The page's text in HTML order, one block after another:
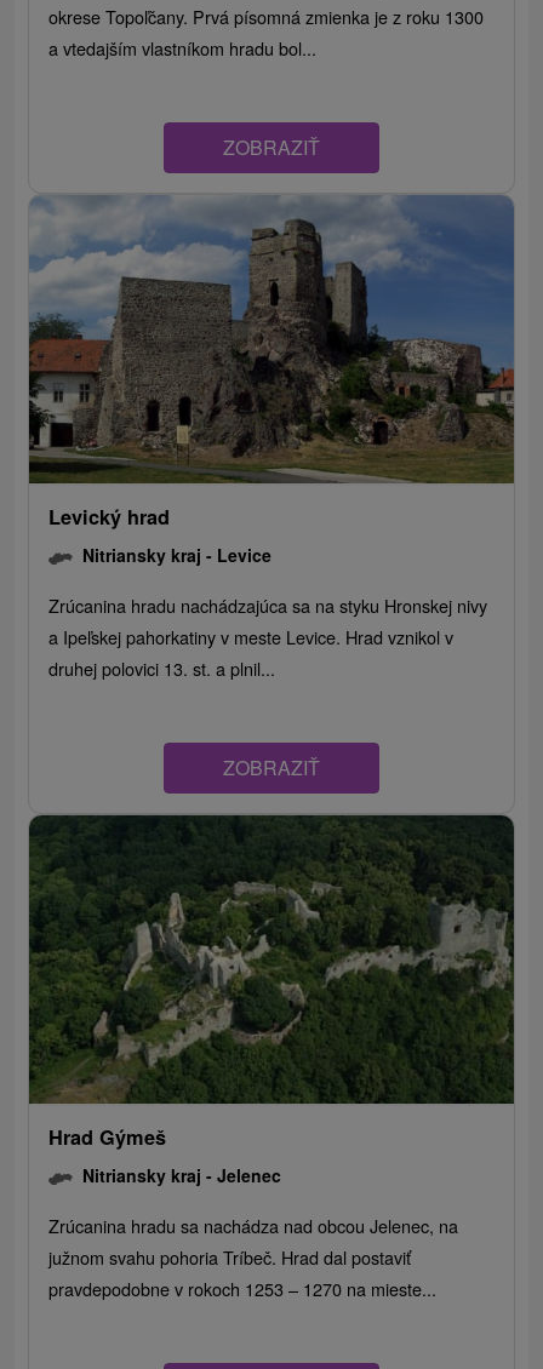
okrese Topoľčany. Prvá písomná zmienka je z roku 1300
a vtedajším vlastníkom hradu bol...
ZOBRAZIŤ
Levický hrad
Nitriansky kraj - Levice
Zrúcanina hradu nachádzajúca sa na styku Hronskej nivy
a Ipeľskej pahorkatiny v meste Levice. Hrad vznikol v
druhej polovici 13. st. a plnil...
ZOBRAZIŤ
Hrad Gýmeš
Nitriansky kraj -Jelenec
Zrúcanina hradu sa nachádza nad obcou Jelenec, na
južnom svahu pohoria Tríbeč. Hrad dal postaviť
pravdepodobne v rokoch 1253 – 1270 na mieste...